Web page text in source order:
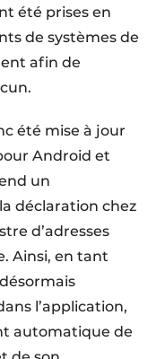
été prises en
de systèmes de
afin de
été mise à jour
Android et
un
déclaration chez
d’adresses
Ainsi, en tant
l’application,
automatique de